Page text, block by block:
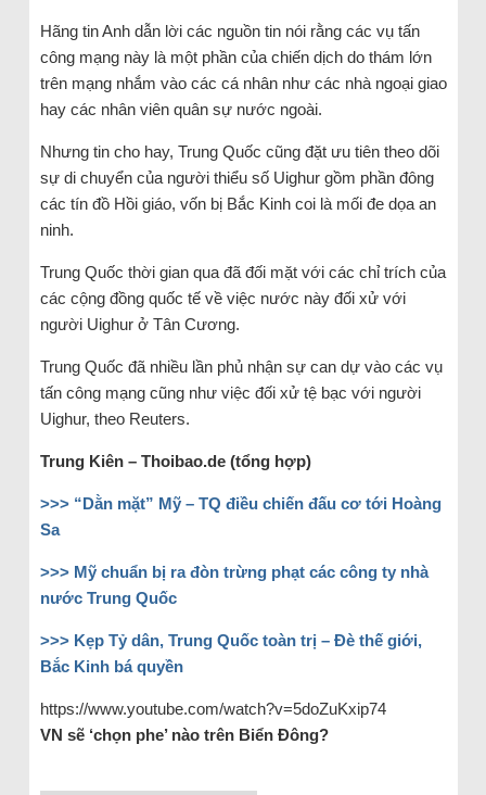
Hãng tin Anh dẫn lời các nguồn tin nói rằng các vụ tấn
công mạng này là một phần của chiến dịch do thám lớn
trên mạng nhắm vào các cá nhân như các nhà ngoại giao
hay các nhân viên quân sự nước ngoài.
Nhưng tin cho hay, Trung Quốc cũng đặt ưu tiên theo dõi
sự di chuyển của người thiểu số Uighur gồm phần đông
các tín đồ Hồi giáo, vốn bị Bắc Kinh coi là mối đe dọa an
ninh.
Trung Quốc thời gian qua đã đối mặt với các chỉ trích của
các cộng đồng quốc tế về việc nước này đối xử với
người Uighur ở Tân Cương.
Trung Quốc đã nhiều lần phủ nhận sự can dự vào các vụ
tấn công mạng cũng như việc đối xử tệ bạc với người
Uighur, theo Reuters.
Trung Kiên – Thoibao.de (tổng hợp)
>>> “Dằn mặt” Mỹ – TQ điều chiến đấu cơ tới Hoàng
Sa
>>> Mỹ chuẩn bị ra đòn trừng phạt các công ty nhà
nước Trung Quốc
>>> Kẹp Tỷ dân, Trung Quốc toàn trị – Đè thế giới,
Bắc Kinh bá quyền
https://www.youtube.com/watch?v=5doZuKxip74
VN sẽ ‘chọn phe’ nào trên Biển Đông?